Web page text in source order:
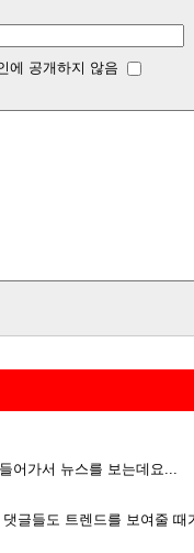
에 공개하지 않음
어가서 뉴스를 보는데요...
글들도 트렌드를 보여줄 때